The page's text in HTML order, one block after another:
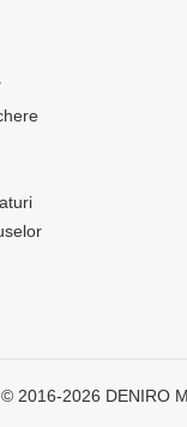
2016-2026 DENIRO